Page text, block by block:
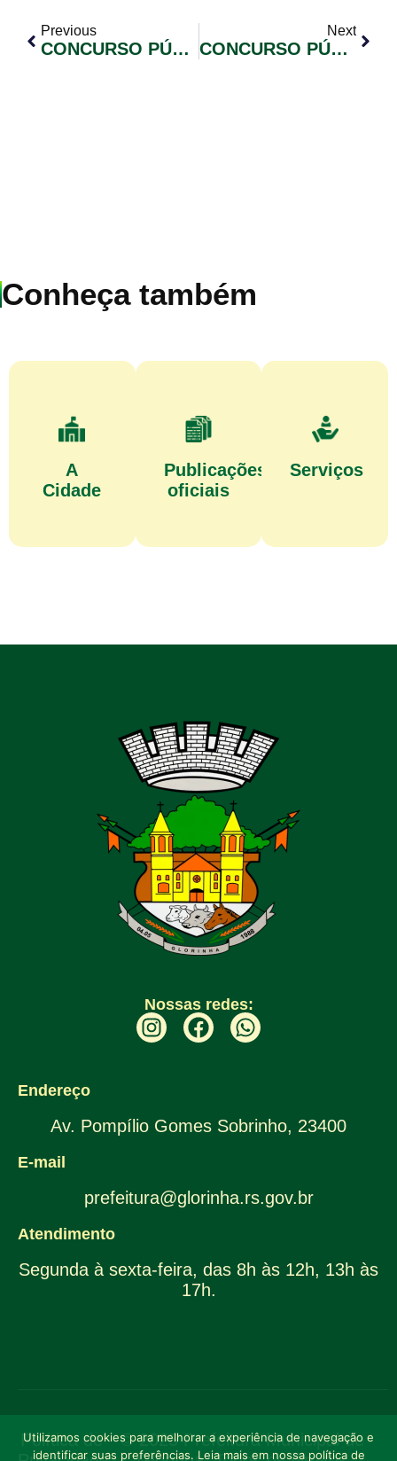
Previous
CONCURSO PÚBLICO 01/2023 – CONVOCAÇÃO DE CANDIDATOS CLASSIFICADOS – EDITAL Nº 81
Next
CONCURSO PÚBLICO 01/2023 – CONVOCAÇÃO DE CANDIDATOS CLASSIFICADOS – EDITAL Nº 79
Conheça também
A
Cidade
Publicações
oficiais
Serviços
Nossas redes:
Endereço
Av. Pompílio Gomes Sobrinho, 23400
E-mail
prefeitura@glorinha.rs.gov.br
Atendimento
Segunda à sexta-feira, das 8h às 12h, 13h às
17h.
Política de
© 2025 Prefeitura Municipal de
Utilizamos cookies para melhorar a experiência de navegação e
identificar suas preferências. Leia mais em nossa política de